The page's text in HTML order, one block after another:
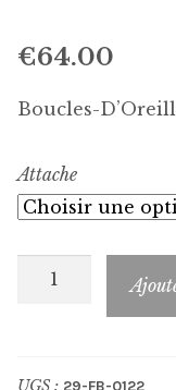
€64.00
Boucles-
Attache
quantité
UGS :